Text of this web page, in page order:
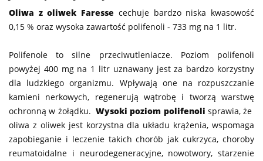
Oliwa z oliwek Faresse cechuje bardzo niska kwasowość
0,15 % oraz wysoka zawartość polifenoli - 733 mg na 1 litr.
Polifenole to silne przeciwutleniacze. Poziom polifenoli
powyżej 400 mg na 1 litr uznawany jest za bardzo korzystny
dla ludzkiego organizmu. Wpływają one na rozpuszczanie
kamieni nerkowych, regenerują wątrobę i tworzą warstwę
ochronną w żołądku. Wysoki poziom polifenoli sprawia, że
oliwa z oliwek jest korzystna dla układu krążenia, wspomaga
zapobieganie i leczenie takich chorób jak cukrzyca, choroby
reumatoidalne i neurodegeneracyjne, nowotwory, starzenie